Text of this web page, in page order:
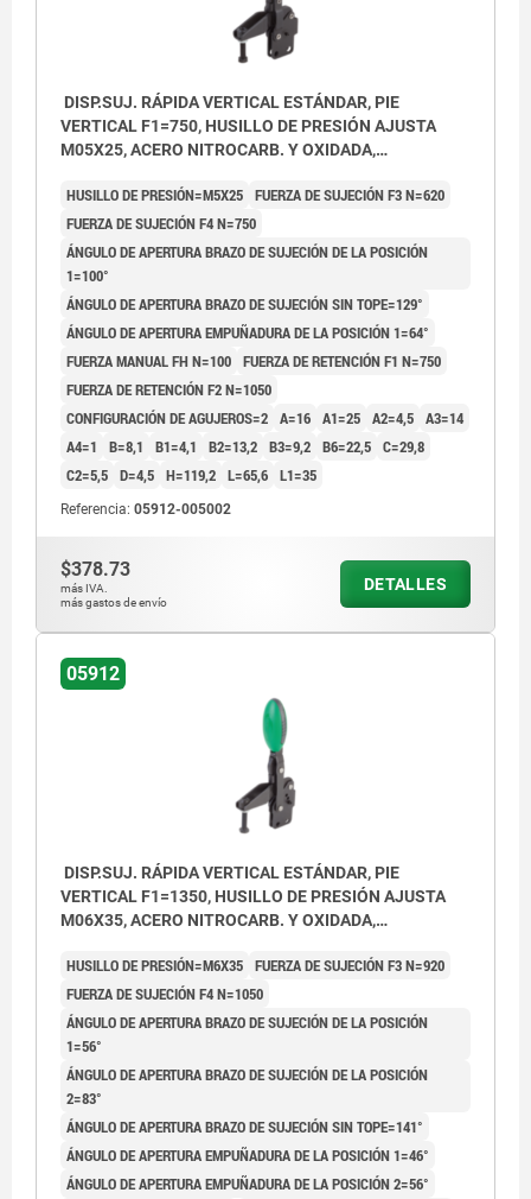
1) Espiga de tope, posición 1
2) Espiga de tope, posición 2
DISP.SUJ. RÁPIDA VERTICAL ESTÁNDAR, PIE
VERTICAL F1=750, HUSILLO DE PRESIÓN AJUSTA
M05X25, ACERO NITROCARB. Y OXIDADA,
HUSILLO DE PRESIÓN=M5X25 FUERZA DE SUJECIÓN F3 N=620
FUERZA DE SUJECIÓN F4 N=750
ÁNGULO DE APERTURA BRAZO DE SUJECIÓN DE LA POSICIÓN
1=100°
ÁNGULO DE APERTURA BRAZO DE SUJECIÓN SIN TOPE=129°
ÁNGULO DE APERTURA EMPUÑADURA DE LA POSICIÓN 1=64°
FUERZA MANUAL FH N=100 FUERZA DE RETENCIÓN F1 N=750
FUERZA DE RETENCIÓN F2 N=1050
CONFIGURACIÓN DE AGUJEROS=2 A=16 A1=25 A2=4,5 A3=14
A4=1
B=8,1 B1=4,1 B2=13,2 B3=9,2 B6=22,5 C=29,8
C2=5,5 D=4,5 H=119,2 L=65,6 L1=35
Referencia: 05912-005002
$378.73
más IVA.
más gastos de envío
DETALLES
05912
DISP.SUJ. RÁPIDA VERTICAL ESTÁNDAR, PIE
VERTICAL F1=1350, HUSILLO DE PRESIÓN AJUSTA
M06X35, ACERO NITROCARB. Y OXIDADA,
HUSILLO DE PRESIÓN=M6X35 FUERZA DE SUJECIÓN F3 N=920
FUERZA DE SUJECIÓN F4 N=1050
ÁNGULO DE APERTURA BRAZO DE SUJECIÓN DE LA POSICIÓN
1=56°
ÁNGULO DE APERTURA BRAZO DE SUJECIÓN DE LA POSICIÓN
2=83°
ÁNGULO DE APERTURA BRAZO DE SUJECIÓN SIN TOPE=141°
ÁNGULO DE APERTURA EMPUÑADURA DE LA POSICIÓN 1=46°
ÁNGULO DE APERTURA EMPUÑADURA DE LA POSICIÓN 2=56°